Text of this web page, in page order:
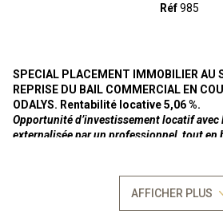
Réf985
SPECIAL PLACEMENT IMMOBILIER AU
REPRISE DU BAIL COMMERCIAL EN
ODALYS. Rentabilité locative 5,06 %.
Opportunité d’investissement locatif avec
externalisée par un professionnel, tout en
(meublé par Odalys
depuis le 30/06/2024 pour
AFFICHER PLUS